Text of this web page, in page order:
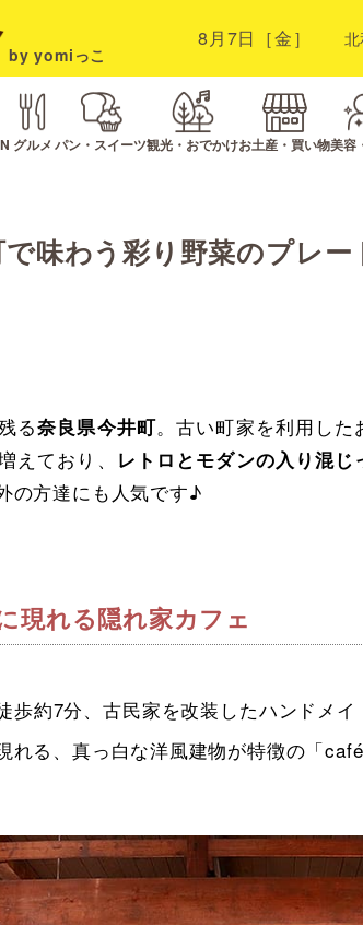
by yomiっこ
8月7日［金］ 北
グルメ パン・スイーツ観光・おでかけお土産・買い物美容
で味わう彩り野菜のプレ
る奈良県今井町。古い町家を利用し
えており、
レトロとモダンの入り混
の方達にも人気です♪
現れる隠れ家カフェ
歩約7分、古民家を改装したハンドメ
れる、真っ白な洋風建物が特徴の「